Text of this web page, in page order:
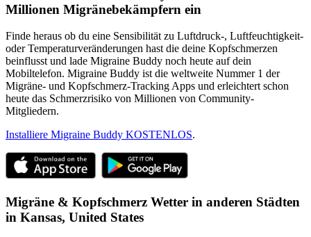
Millionen Migränebekämpfern ein
Finde heraus ob du eine Sensibilität zu Luftdruck-, Luftfeuchtigkeit-
oder Temperaturveränderungen hast die deine Kopfschmerzen
beinflusst und lade Migraine Buddy noch heute auf dein
Mobiltelefon. Migraine Buddy ist die weltweite Nummer 1 der
Migräne- und Kopfschmerz-Tracking Apps und erleichtert schon
heute das Schmerzrisiko von Millionen von Community-
Mitgliedern.
Installiere Migraine Buddy KOSTENLOS.
Migräne & Kopfschmerz Wetter in anderen Städten
in Kansas, United States